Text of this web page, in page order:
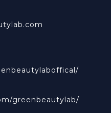
greenbeautylab/